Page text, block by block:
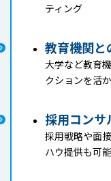
ティング
教育機関と
大学など教育
クションを活
採用コンサ
採用戦略や面
ハウ提供も可能